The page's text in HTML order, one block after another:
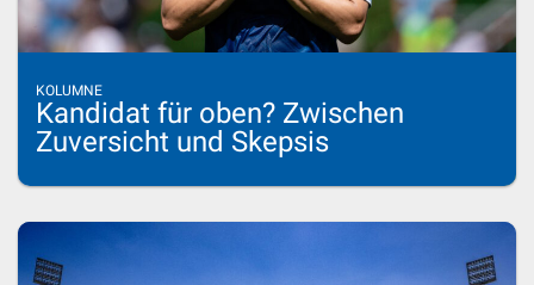
KOLUMNE
Kandidat für oben? Zwischen
Zuversicht und Skepsis